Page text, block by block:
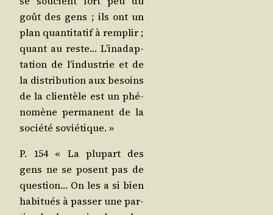
goût des gens ; ils ont un
plan quan­ti­ta­tif à rem­plir ;
quant au reste… L’i­na­dap­
ta­tion de l’in­dus­trie et de
la dis­tri­bu­tion aux besoins
de la clien­tèle est un phé­
no­mène per­ma­nent de la
socié­té soviétique. »
P. 154 « La plu­part des
gens ne se posent pas de
ques­tion… On les a si bien
habi­tués à pas­ser une par­